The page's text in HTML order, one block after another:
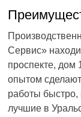
Сервис»
проспекте, дом
опытом
работы быстро,
лучшие в